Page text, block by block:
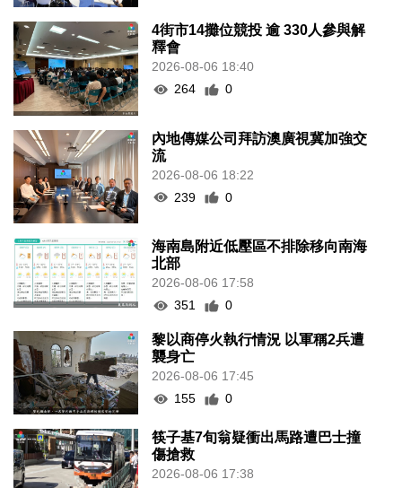
4街市14攤位競投 逾 330人參與解
釋會
2026-08-06 18:40
264
0
內地傳媒公司拜訪澳廣視冀加強交
流
2026-08-06 18:22
239
0
海南島附近低壓區不排除移向南海
北部
2026-08-06 17:58
351
0
黎以商停火執行情況 以軍稱2兵遭
襲身亡
2026-08-06 17:45
155
0
筷子基7旬翁疑衝出馬路遭巴士撞
傷搶救
2026-08-06 17:38